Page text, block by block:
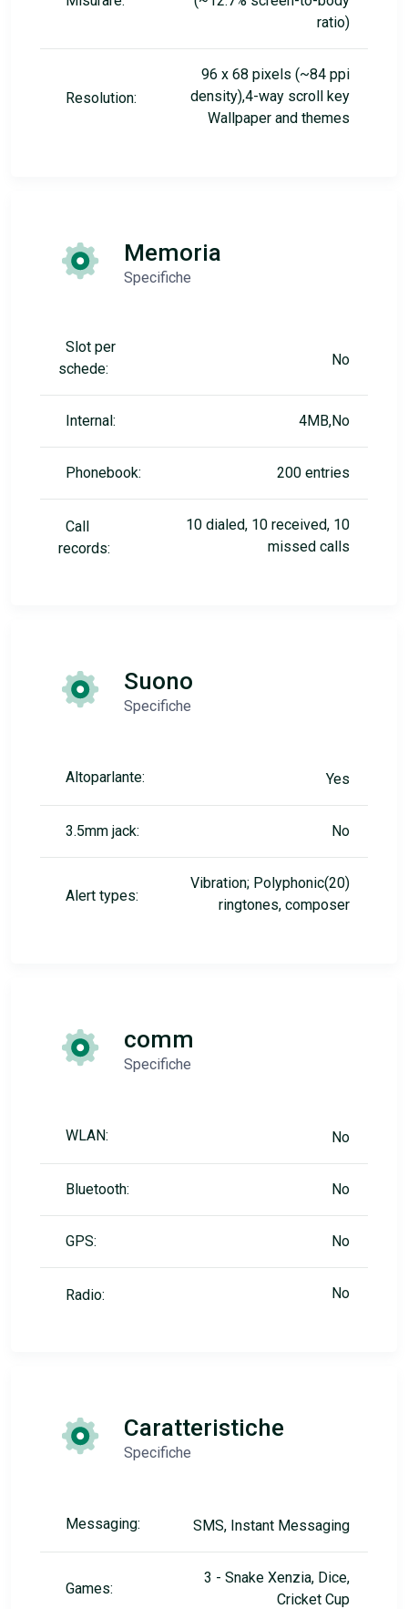
ratio)
Resolution:
96 x 68 pixels (~84 ppi
density),4-way scroll key
Wallpaper and themes
Memoria
Specifiche
Slot per
schede:
No
Internal: 4MB,No
Phonebook: 200 entries
Call
records:
10 dialed, 10 received, 10
missed calls
Suono
Specifiche
Altoparlante: Yes
3.5mm jack: No
Alert types:
Vibration; Polyphonic(20)
ringtones, composer
comm
Specifiche
WLAN: No
Bluetooth: No
GPS: No
Radio: No
Caratteristiche
Specifiche
Messaging: SMS, Instant Messaging
Games:
3 - Snake Xenzia, Dice,
Cricket Cup